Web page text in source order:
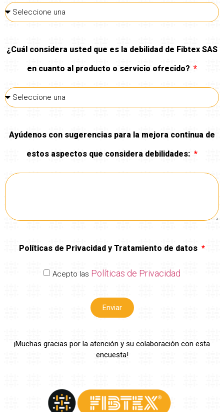
¿Cuál considera usted que es la debilidad de Fibtex SAS
en cuanto al producto o servicio ofrecido?
Ayúdenos con sugerencias para la mejora continua de
estos aspectos que considera debilidades:
Políticas de Privacidad y Tratamiento de datos
Acepto las Políticas de Privacidad
Enviar
¡Muchas gracias por la atención y su colaboración con esta
encuesta!